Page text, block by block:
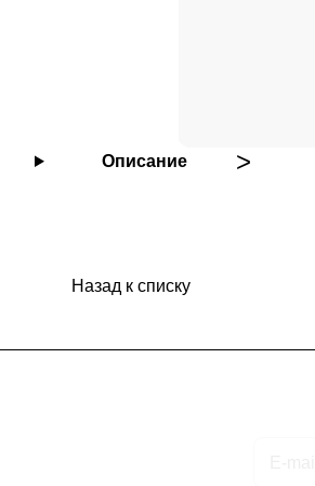
Описание
Назад к списку